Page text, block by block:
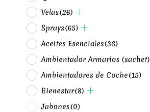
Velas(26)
Sprays(65)
Aceites Esenciales(36)
Ambientador Armarios (sachet)
Ambientadores de Coche(15)
Bienestar(8)
Jabones(0)